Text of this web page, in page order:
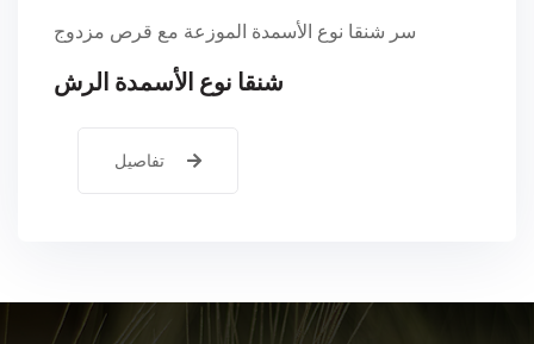
سر شنقا نوع الأسمدة الموزعة مع قرص مزدوج
شنقا نوع الأسمدة الرش